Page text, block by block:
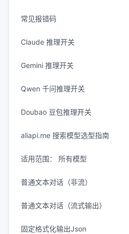
常见报错码
Claude 推理开关
Gemini 推理开关
Qwen 千问推理开关
Doubao 豆包推理开关
aliapi.me 搜索模型选型指南
适用范围： 所有模型
普通文本对话（非流）
普通文本对话（流式输出）
固定格式化输出Json